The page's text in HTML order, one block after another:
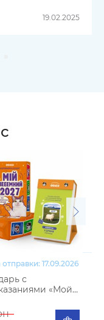
19.02.2025
отправки: 17.09.2026
с
«Мой